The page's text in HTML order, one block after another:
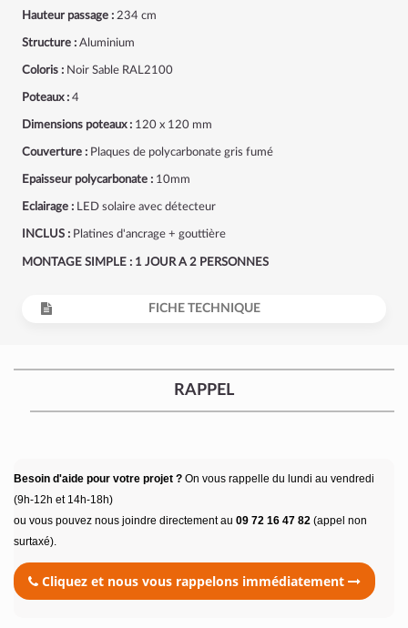
Hauteur passage : 234 cm
Structure : Aluminium
Coloris : Noir Sable RAL2100
Poteaux : 4
Dimensions poteaux : 120 x 120 mm
Couverture : Plaques de polycarbonate gris fumé
Epaisseur polycarbonate : 10mm
Eclairage : LED solaire avec détecteur
INCLUS : Platines d'ancrage + gouttière
MONTAGE SIMPLE : 1 JOUR A 2 PERSONNES
FICHE TECHNIQUE
RAPPEL
Besoin d'aide pour votre projet ? On vous rappelle du lundi au vendredi
(9h-12h et 14h-18h)
ou vous pouvez nous joindre directement au 09 72 16 47 82 (appel non
surtaxé).
Cliquez et nous vous rappelons immédiatement